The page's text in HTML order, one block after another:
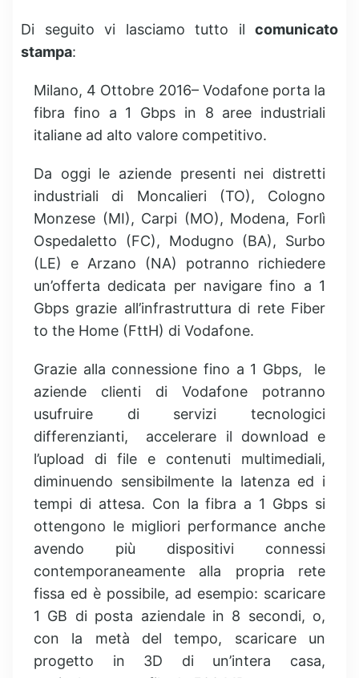
Di seguito vi lasciamo tutto il comunicato
stampa:
Milano, 4 Ottobre 2016– Vodafone porta la
fibra fino a 1 Gbps in 8 aree industriali
italiane ad alto valore competitivo.
Da oggi le aziende presenti nei distretti
industriali di Moncalieri (TO), Cologno
Monzese (MI), Carpi (MO), Modena, Forlì
Ospedaletto (FC), Modugno (BA), Surbo
(LE) e Arzano (NA) potranno richiedere
un’offerta dedicata per navigare fino a 1
Gbps grazie all’infrastruttura di rete Fiber
to the Home (FttH) di Vodafone.
Grazie alla connessione fino a 1 Gbps, le
aziende clienti di Vodafone potranno
usufruire di servizi tecnologici
differenzianti, accelerare il download e
l’upload di file e contenuti multimediali,
diminuendo sensibilmente la latenza ed i
tempi di attesa. Con la fibra a 1 Gbps si
ottengono le migliori performance anche
avendo più dispositivi connessi
contemporaneamente alla propria rete
fissa ed è possibile, ad esempio: scaricare
1 GB di posta aziendale in 8 secondi, o,
con la metà del tempo, scaricare un
progetto in 3D di un’intera casa,